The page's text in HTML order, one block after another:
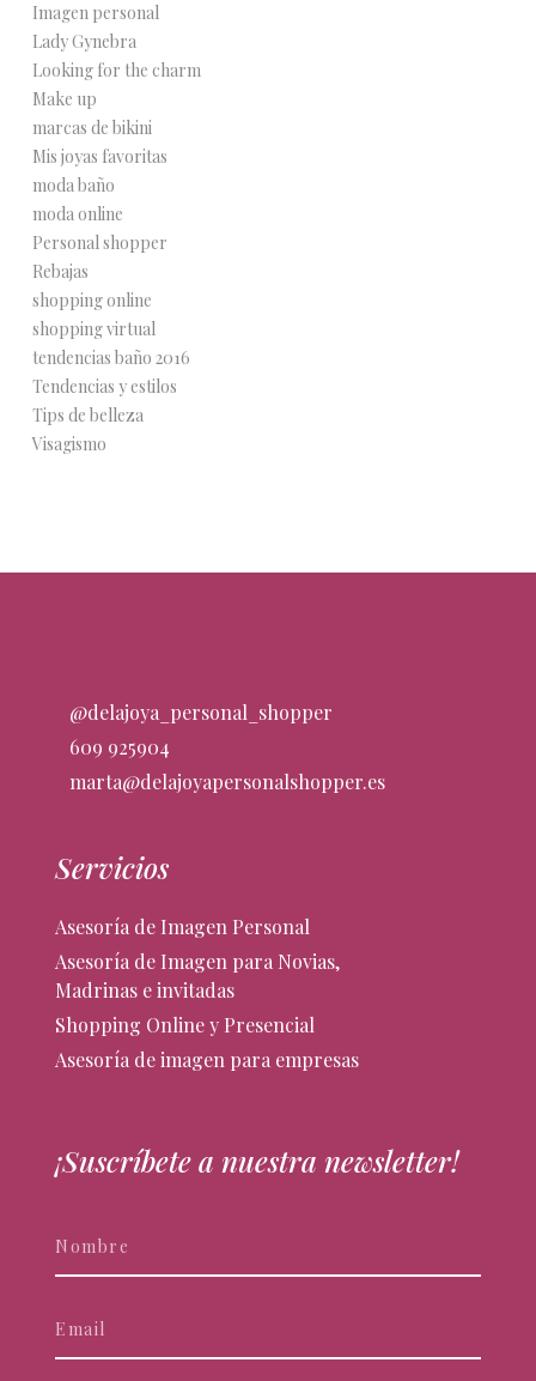
Imagen personal
Lady Gynebra
Looking for the charm
Make up
marcas de bikini
Mis joyas favoritas
moda baño
moda online
Personal shopper
Rebajas
shopping online
shopping virtual
tendencias baño 2016
Tendencias y estilos
Tips de belleza
Visagismo
@delajoya_personal_shopper
609 925904
marta@delajoyapersonalshopper.es
Servicios
Asesoría de Imagen Personal
Asesoría de Imagen para Novias,
Madrinas e invitadas
Shopping Online y Presencial
Asesoría de imagen para empresas
¡Suscríbete a nuestra newsletter!
eres
deja